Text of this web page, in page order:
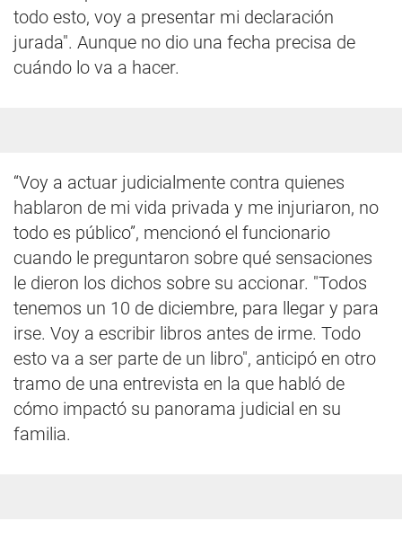
todo esto, voy a presentar mi declaración
jurada". Aunque no dio una fecha precisa de
cuándo lo va a hacer.
“Voy a actuar judicialmente contra quienes
hablaron de mi vida privada y me injuriaron, no
todo es público”, mencionó el funcionario
cuando le preguntaron sobre qué sensaciones
le dieron los dichos sobre su accionar. "Todos
tenemos un 10 de diciembre, para llegar y para
irse. Voy a escribir libros antes de irme. Todo
esto va a ser parte de un libro", anticipó en otro
tramo de una entrevista en la que habló de
cómo impactó su panorama judicial en su
familia.